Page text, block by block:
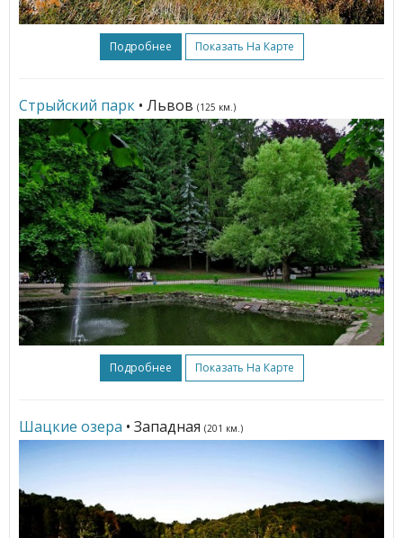
Подробнее Показать На Карте
Стрыйский парк • Львов (125 км.)
Подробнее Показать На Карте
Шацкие озера • Западная (201 км.)